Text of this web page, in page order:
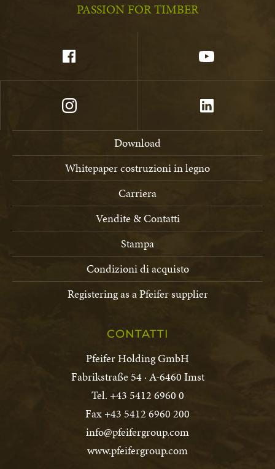
PASSION FOR TIMBER
Download
Whitepaper costruzioni in legno
Carriera
Vendite & Contatti
Stampa
Condizioni di acquisto
Registering as a Pfeifer supplier
CONTATTI
Pfeifer Holding GmbH
Fabrikstraße 54 · A-6460 Imst
Tel. +43 5412 6960 0
Fax +43 5412 6960 200
info@pfeifergroup.com
www.pfeifergroup.com